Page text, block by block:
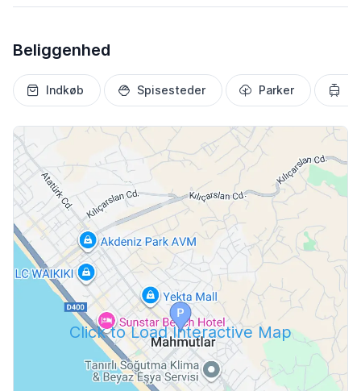
Beliggenhed
Indkøb Spisesteder Parker
Click to Load Interactive Map